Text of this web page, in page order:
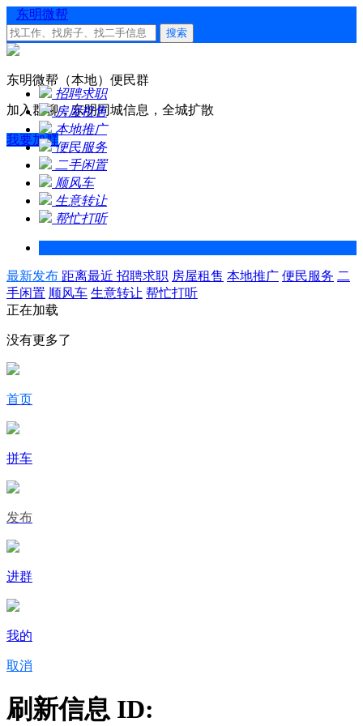
东明微帮
搜索
东明微帮（本地）便民群
加入群聊，东明同城信息，全城扩散
我要加群
招聘求职
房屋租售
本地推广
便民服务
二手闲置
顺风车
生意转让
帮忙打听
最新发布 距离最近 招聘求职 房屋租售 本地推广 便民服务 二
手闲置 顺风车 生意转让 帮忙打听
正在加载
没有更多了
首页
拼车
发布
进群
我的
取消
刷新信息 ID: